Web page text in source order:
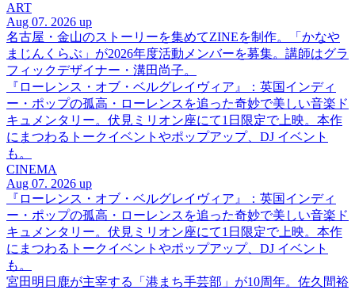
ART
Aug 07. 2026 up
名古屋・金山のストーリーを集めてZINEを制作。「かなや
まじんくらぶ」が2026年度活動メンバーを募集。講師はグラ
フィックデザイナー・溝田尚子。
『ローレンス・オブ・ベルグレイヴィア』：英国インディ
ー・ポップの孤高・ローレンスを追った奇妙で美しい音楽ド
キュメンタリー。伏見ミリオン座にて1日限定で上映。本作
にまつわるトークイベントやポップアップ、DJ イベント
も。
CINEMA
Aug 07. 2026 up
『ローレンス・オブ・ベルグレイヴィア』：英国インディ
ー・ポップの孤高・ローレンスを追った奇妙で美しい音楽ド
キュメンタリー。伏見ミリオン座にて1日限定で上映。本作
にまつわるトークイベントやポップアップ、DJ イベント
も。
宮田明日鹿が主宰する「港まち手芸部」が10周年。佐久間裕